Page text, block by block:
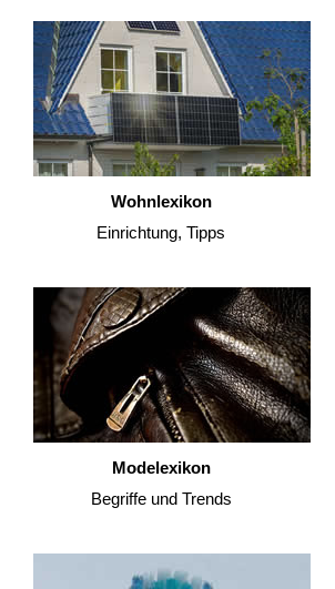
Wohnlexikon
Einrichtung, Tipps
Modelexikon
Begriffe und Trends